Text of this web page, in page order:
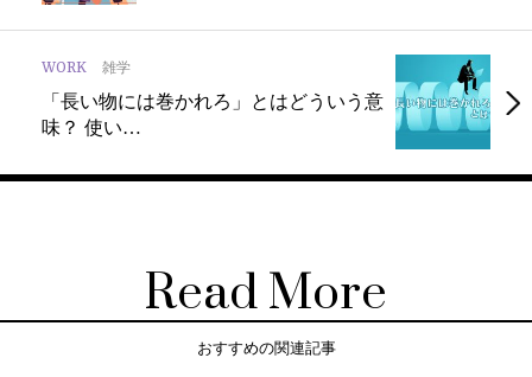
WORK 雑学
「長い物には巻かれろ」とはどういう意
味？ 使い…
Read More
おすすめの関連記事